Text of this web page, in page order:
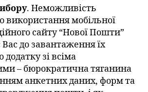
. Неможливість
використання мобільної
сайту “Нової Пошти”
до завантаження їх
додатку зі всіма
– бюрократична тяганина
анкетних даних, форм та